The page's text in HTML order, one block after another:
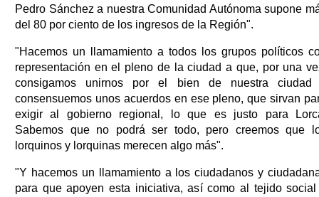
Pedro Sánchez a nuestra Comunidad Autónoma supone
del 80 por ciento de los ingresos de la Región".
"Hacemos un llamamiento a todos los grupos políticos
representación en el pleno de la ciudad a que, por una
consigamos unirnos por el bien de nuestra ciudad
consensuemos unos acuerdos en ese pleno, que sirvan
exigir al gobierno regional, lo que es justo para
Sabemos que no podrá ser todo, pero creemos que
lorquinos y lorquinas merecen algo más".
"Y hacemos un llamamiento a los ciudadanos y
para que apoyen esta iniciativa, así como al tejido